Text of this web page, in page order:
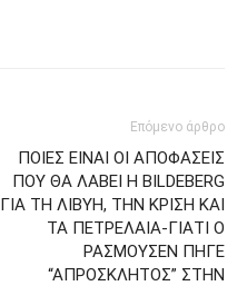
Επόμενο άρθρο
ΠΟΙΕΣ ΕΙΝΑΙ ΟΙ ΑΠΟΦΑΣΕΙΣ
ΠΟΥ ΘΑ ΛΑΒΕΙ Η BILDEBERG
ΓΙΑ ΤΗ ΛΙΒΥΗ, ΤΗΝ ΚΡΙΣΗ ΚΑΙ
ΤΑ ΠΕΤΡΕΛΑΙΑ-ΓΙΑΤΙ Ο
ΡΑΣΜΟΥΣΕΝ ΠΗΓΕ
“ΑΠΡΟΣΚΛΗΤΟΣ” ΣΤΗΝ